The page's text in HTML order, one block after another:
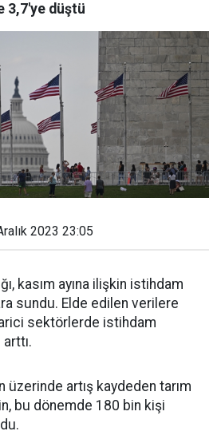
3,7'ye düştü
2023 23:05
kasım ayına ilişkin istihdam
sundu. Elde edilen verilere
sektörlerde istihdam
üzerinde artış kaydeden tarım
bu dönemde 180 bin kişi